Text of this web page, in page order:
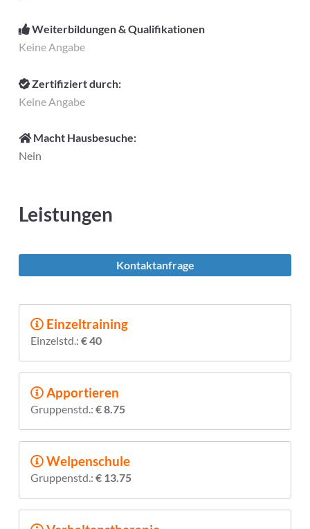
Weiterbildungen & Qualifikationen
Keine Angabe
Zertifiziert durch:
Keine Angabe
Macht Hausbesuche:
Nein
Leistungen
Kontaktanfrage
Einzeltraining
Einzelstd.: € 40
Apportieren
Gruppenstd.: € 8.75
Welpenschule
Gruppenstd.: € 13.75